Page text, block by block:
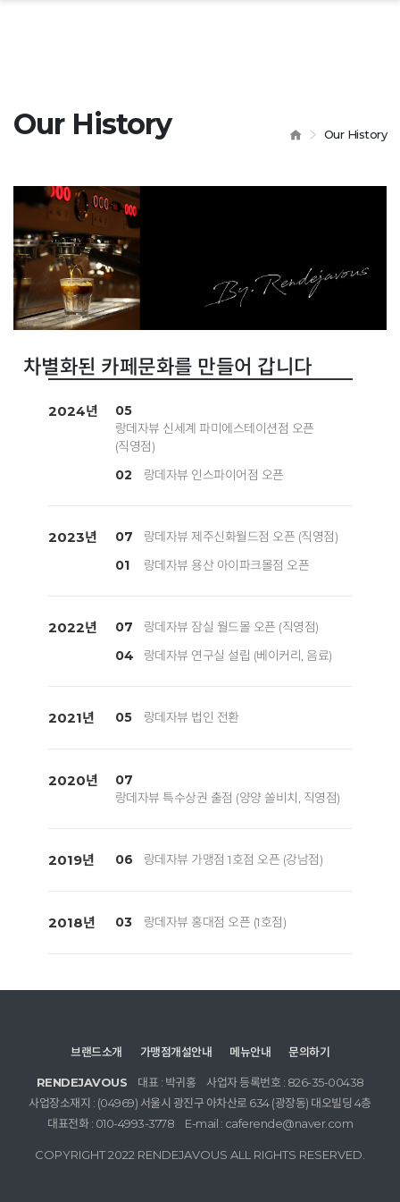
Our History HOMEOur History
차별화된 카페문화를 만들어 갑니다
2024년
05
랑데자뷰 신세계 파미에스테이션점 오픈
(직영점)
02
랑데자뷰 인스파이어점 오픈
2023년 07
랑데자뷰 제주신화월드점 오픈 (직영점)
01
랑데자뷰 용산 아이파크몰점 오픈
2022년 07
랑데자뷰 잠실 월드몰 오픈 (직영점)
04
랑데자뷰 연구실 설립 (베이커리, 음료)
2021년 05 랑데자뷰 법인 전환
2020년
07
랑데자뷰 특수상권 출점 (양양 쏠비치, 직영점)
2019년 06 랑데자뷰 가맹점 1호점 오픈 (강남점)
2018년 03 랑데자뷰 홍대점 오픈 (1호점)
브랜드소개 가맹점개설안내 메뉴안내 문의하기
RENDEJAVOUS 대표 : 박귀홍
사업자 등록번호 : 826-35-00438
사업장소재지 : (04969) 서울시 광진구 아차산로 634 (광장동) 대오빌딩 4층
대표전화 : 010-4993-3778
E-mail : caferende@naver.com
COPYRIGHT 2022 RENDEJAVOUS ALL RIGHTS RESERVED.